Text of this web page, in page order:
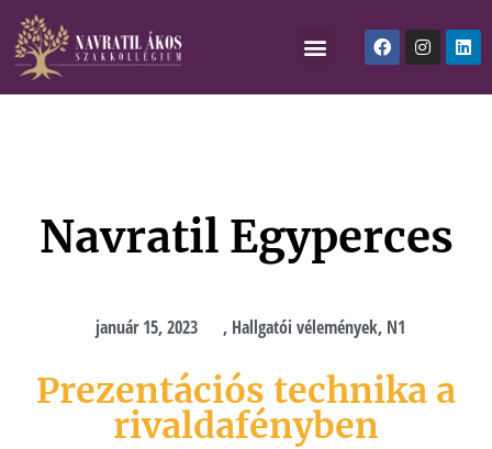
Navratil Egyperces
január 15, 2023 , Hallgatói vélemények, N1
Prezentációs technika a
rivaldafényben